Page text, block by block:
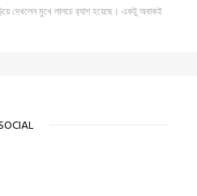
দেখলেন মুখে লালচে র‍্যাশ হয়েছে। একটু অবাকই